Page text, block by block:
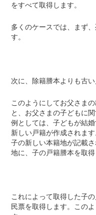
をすべて取得します。
多くのケースでは、まず
す。
次に、除籍謄本よりも古
このようにしてお父さま
と、お父さまの子どもに
例としては、子どもが結
新しい戸籍が作成されま
子の新しい本籍地が記載
地に、子の戸籍謄本を取得
これによって取得した子
民票を取得します。この